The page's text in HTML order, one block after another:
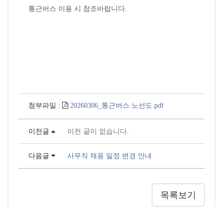
통근버스 이용 시 참조바랍니다.
첨부파일 : 20260306_통근버스 노선도.pdf
이전글 이전 글이 없습니다.
다음글 사무직 채용 일정 변경 안내
목록보기